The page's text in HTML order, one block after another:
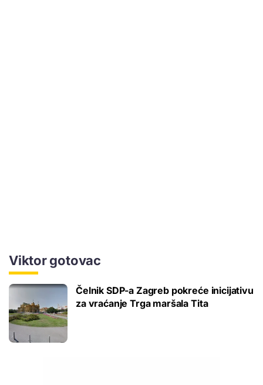
Viktor gotovac
Čelnik SDP-a Zagreb pokreće inicijativu
za vraćanje Trga maršala Tita